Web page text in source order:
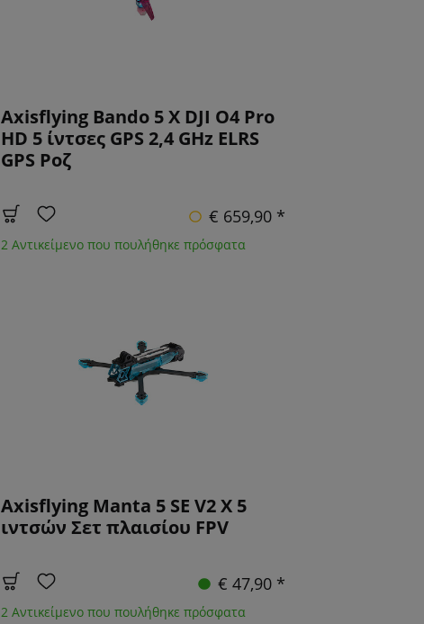
Axisflying Bando 5 X DJI O4 Pro
HD 5 ίντσες GPS 2,4 GHz ELRS
GPS Ροζ
€ 659,90 *
2 Αντικείμενο που πουλήθηκε πρόσφατα
Axisflying Manta 5 SE V2 X 5
ιντσών Σετ πλαισίου FPV
€ 47,90 *
2 Αντικείμενο που πουλήθηκε πρόσφατα